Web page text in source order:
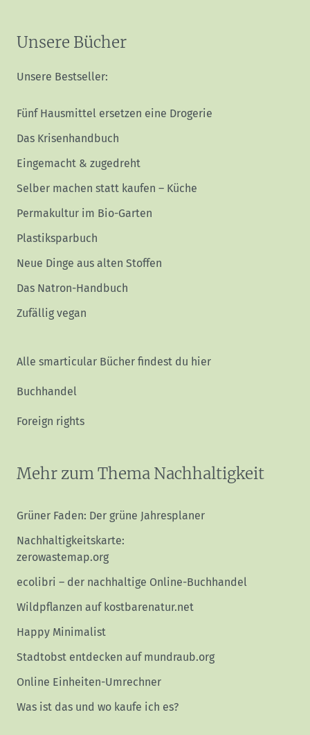
Unsere Bücher
Unsere Bestseller:
Fünf Hausmittel ersetzen eine Drogerie
Das Krisenhandbuch
Eingemacht & zugedreht
Selber machen statt kaufen – Küche
Permakultur im Bio-Garten
Plastiksparbuch
Neue Dinge aus alten Stoffen
Das Natron-Handbuch
Zufällig vegan
Alle smarticular Bücher findest du hier
Buchhandel
Foreign rights
Mehr zum Thema Nachhaltigkeit
Grüner Faden: Der grüne Jahresplaner
Nachhaltigkeitskarte:
zerowastemap.org
ecolibri – der nachhaltige Online-Buchhandel
Wildpflanzen auf kostbarenatur.net
Happy Minimalist
Stadtobst entdecken auf mundraub.org
Online Einheiten-Umrechner
Was ist das und wo kaufe ich es?